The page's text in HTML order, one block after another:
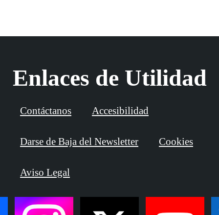
Enlaces de Utilidad
Contáctanos Accesibilidad
Darse de Baja del Newsletter Cookies
Aviso Legal